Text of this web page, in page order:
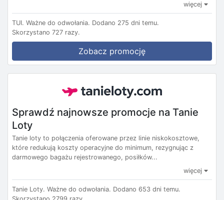
więcej
TUI. Ważne do odwołania. Dodano 275 dni temu.
Skorzystano 727 razy.
Zobacz promocję
Sprawdź najnowsze promocje na Tanie
Loty
Tanie loty to połączenia oferowane przez linie niskokosztowe,
które redukują koszty operacyjne do minimum, rezygnując z
darmowego bagażu rejestrowanego, posiłków...
więcej
Tanie Loty. Ważne do odwołania. Dodano 653 dni temu.